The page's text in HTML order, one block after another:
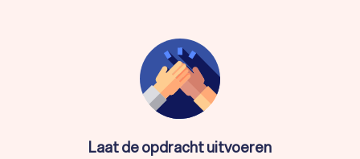
Laat de opdracht uitvoeren